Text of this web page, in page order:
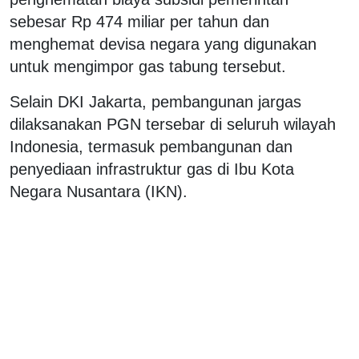
sebesar Rp 474 miliar per tahun dan
menghemat devisa negara yang digunakan
untuk mengimpor gas tabung tersebut.
Selain DKI Jakarta, pembangunan jargas
dilaksanakan PGN tersebar di seluruh wilayah
Indonesia, termasuk pembangunan dan
penyediaan infrastruktur gas di Ibu Kota
Negara Nusantara (IKN).